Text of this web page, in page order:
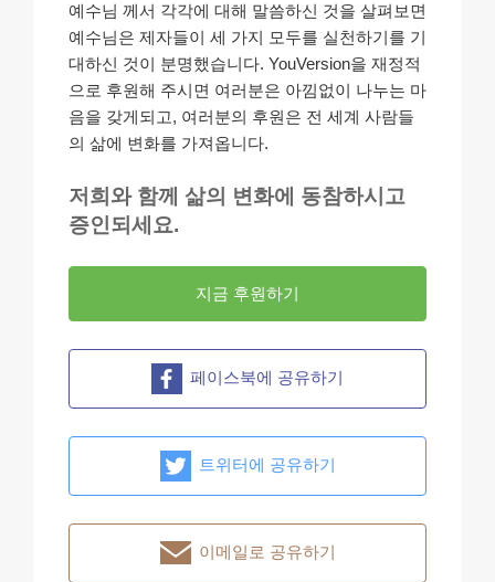
예수님 께서 각각에 대해 말씀하신 것을 살펴보면
예수님은 제자들이 세 가지 모두를 실천하기를 기
대하신 것이 분명했습니다. YouVersion을 재정적
으로 후원해 주시면 여러분은 아낌없이 나누는 마
음을 갖게되고, 여러분의 후원은 전 세계 사람들
의 삶에 변화를 가져옵니다.
저희와 함께 삶의 변화에 동참하시고
증인되세요.
지금 후원하기
페이스북에 공유하기
트위터에 공유하기
이메일로 공유하기